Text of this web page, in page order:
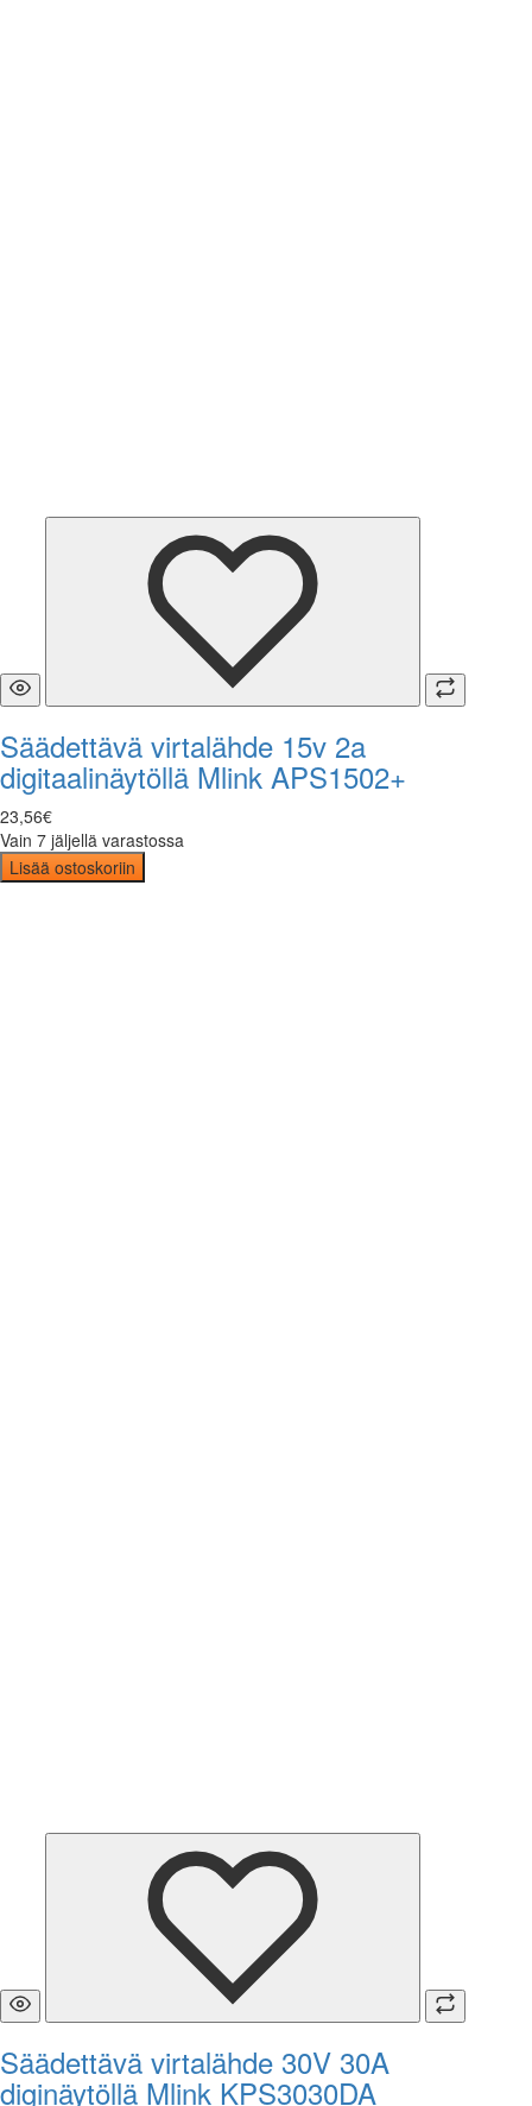
Säädettävä virtalähde 15v 2a
digitaalinäytöllä Mlink APS1502+
23,56€
Vain 7 jäljellä varastossa
Lisää ostoskoriin
Säädettävä virtalähde 30V 30A
diginäytöllä Mlink KPS3030DA